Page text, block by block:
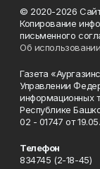
© 2020-2026 Сайт
Копирование
письменного
Об
Газета
Управлении
информационных
Республике
02 - 01747 от
Телефон
834745 (2-18-45)